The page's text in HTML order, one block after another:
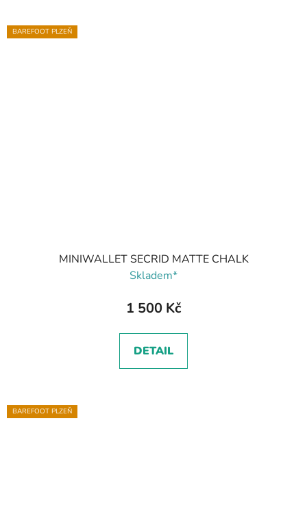
BAREFOOT PLZEŇ
MINIWALLET SECRID MATTE CHALK
Skladem*
1 500 Kč
DETAIL
BAREFOOT PLZEŇ